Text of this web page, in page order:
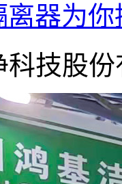
器为
技股份